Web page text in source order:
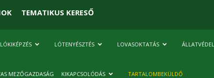
TEMATIKUS KERESŐ
LÓKIKÉPZÉS LÓTENYÉSZTÉS LOVASOKTATÁS
MEZŐGAZDASÁG KIKAPCSOLÓDÁS TARTALOMBEKÜLDŐ